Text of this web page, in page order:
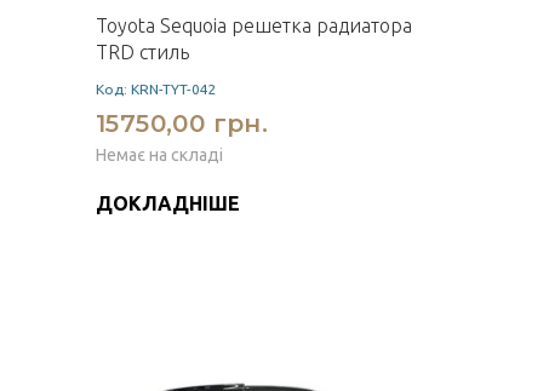
Toyota Sequoia решетка радиатора
TRD стиль
Код: KRN-TYT-042
15750,00 грн.
Немає на складі
ДОКЛАДНІШЕ